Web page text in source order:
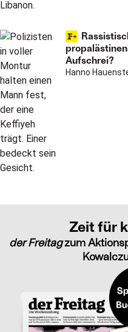
Aufschrei?
Hanno
Zeit für
der Freitagzum